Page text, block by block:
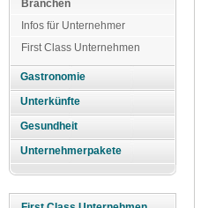
Branchen
Infos für Unternehmer
First Class Unternehmen
Gastronomie
Unterkünfte
Gesundheit
Unternehmerpakete